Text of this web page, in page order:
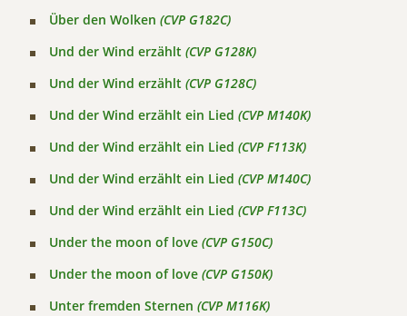
Über den Wolken (CVP G182C)
Und der Wind erzählt (CVP G128K)
Und der Wind erzählt (CVP G128C)
Und der Wind erzählt ein Lied (CVP M140K)
Und der Wind erzählt ein Lied (CVP F113K)
Und der Wind erzählt ein Lied (CVP M140C)
Und der Wind erzählt ein Lied (CVP F113C)
Under the moon of love (CVP G150C)
Under the moon of love (CVP G150K)
Unter fremden Sternen (CVP M116K)